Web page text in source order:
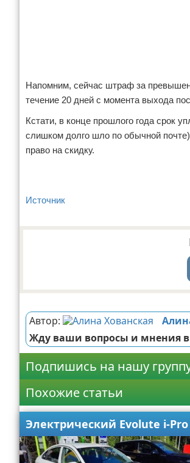
Напомним, сейчас штраф за
течение 20 дней с момента выхода
Кстати, в конце прошлого года срок
слишком долго шло по обычной
право на скидку.
Источник
Автор:
Жду ваши вопросы и мнения
Подпишись на нашу
Похожие статьи
Электрический Evolute i-